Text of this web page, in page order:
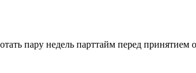
пару недель парттайм перед принятием